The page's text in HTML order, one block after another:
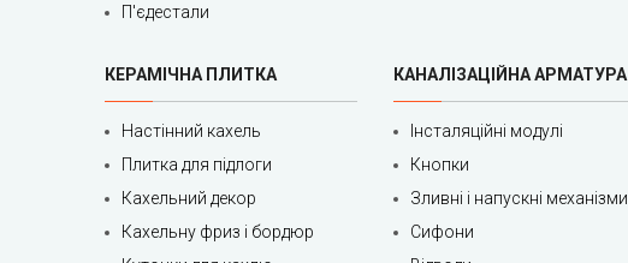
П'єдестали
КЕРАМІЧНА ПЛИТКА
Настінний кахель
Плитка для підлоги
Кахельний декор
Кахельну фриз і бордюр
КАНАЛІЗАЦІЙНА АРМАТУРА
Інсталяційні модулі
Кнопки
Зливні і напускні механізми
Сифони